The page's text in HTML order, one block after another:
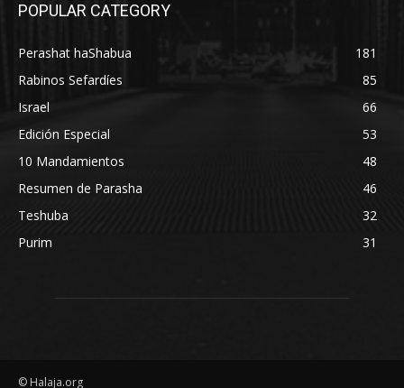
POPULAR CATEGORY
Perashat haShabua
181
Rabinos Sefardíes
85
Israel
66
Edición Especial
53
10 Mandamientos
48
Resumen de Parasha
46
Teshuba
32
Purim
31
© Halaja.org